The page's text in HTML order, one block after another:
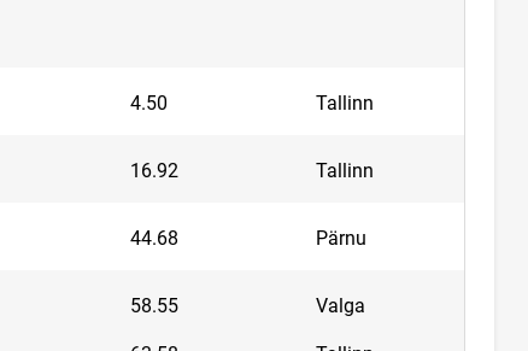
4.50 Tallinn
16.92 Tallinn
44.68 Pärnu
58.55 Valga